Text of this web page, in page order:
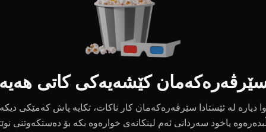
کێشەیەکی کاتی
وا دیارە لە ئێستادا سێرڤەرەکەمان کار ناکات، تکایە پاش کەمێکی دیکە
یاخود سەردانی ئەم لینکانەی خوارەوە بکە بۆ دەستکەوتنی